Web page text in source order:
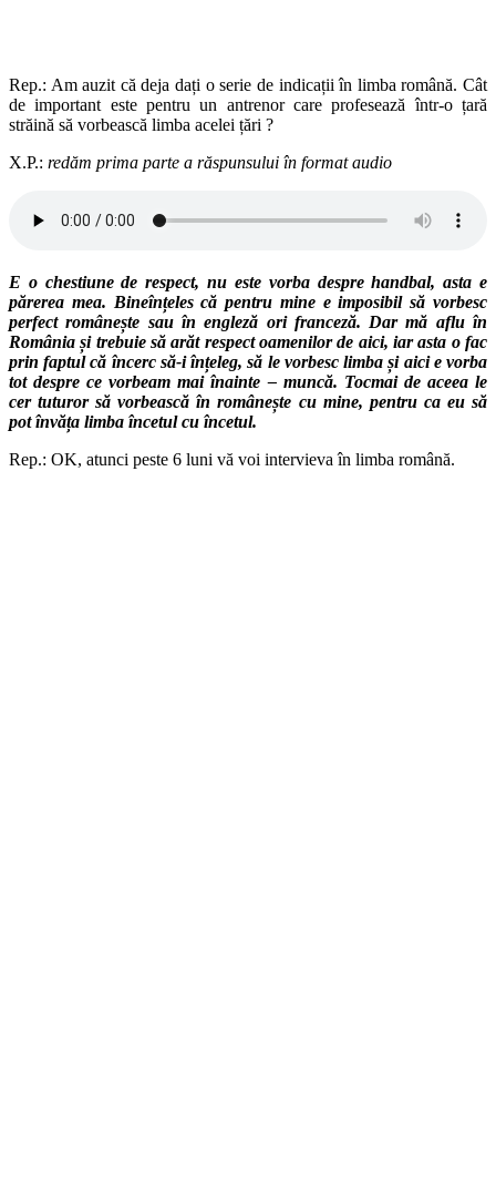
Rep.: Am auzit că deja dați o serie de indicații în limba română. Cât
de important este pentru un antrenor care profesează într-o țară
străină să vorbească limba acelei țări ?
X.P.: redăm prima parte a răspunsului în format audio
E o chestiune de respect, nu este vorba despre handbal, asta e
părerea mea. Bineînțeles că pentru mine e imposibil să vorbesc
perfect românește sau în engleză ori franceză. Dar mă aflu în
România și trebuie să arăt respect oamenilor de aici, iar asta o fac
prin faptul că încerc să-i înțeleg, să le vorbesc limba și aici e vorba
tot despre ce vorbeam mai înainte – muncă. Tocmai de aceea le
cer tuturor să vorbească în românește cu mine, pentru ca eu să
pot învăța limba încetul cu încetul.
Rep.: OK, atunci peste 6 luni vă voi intervieva în limba română.